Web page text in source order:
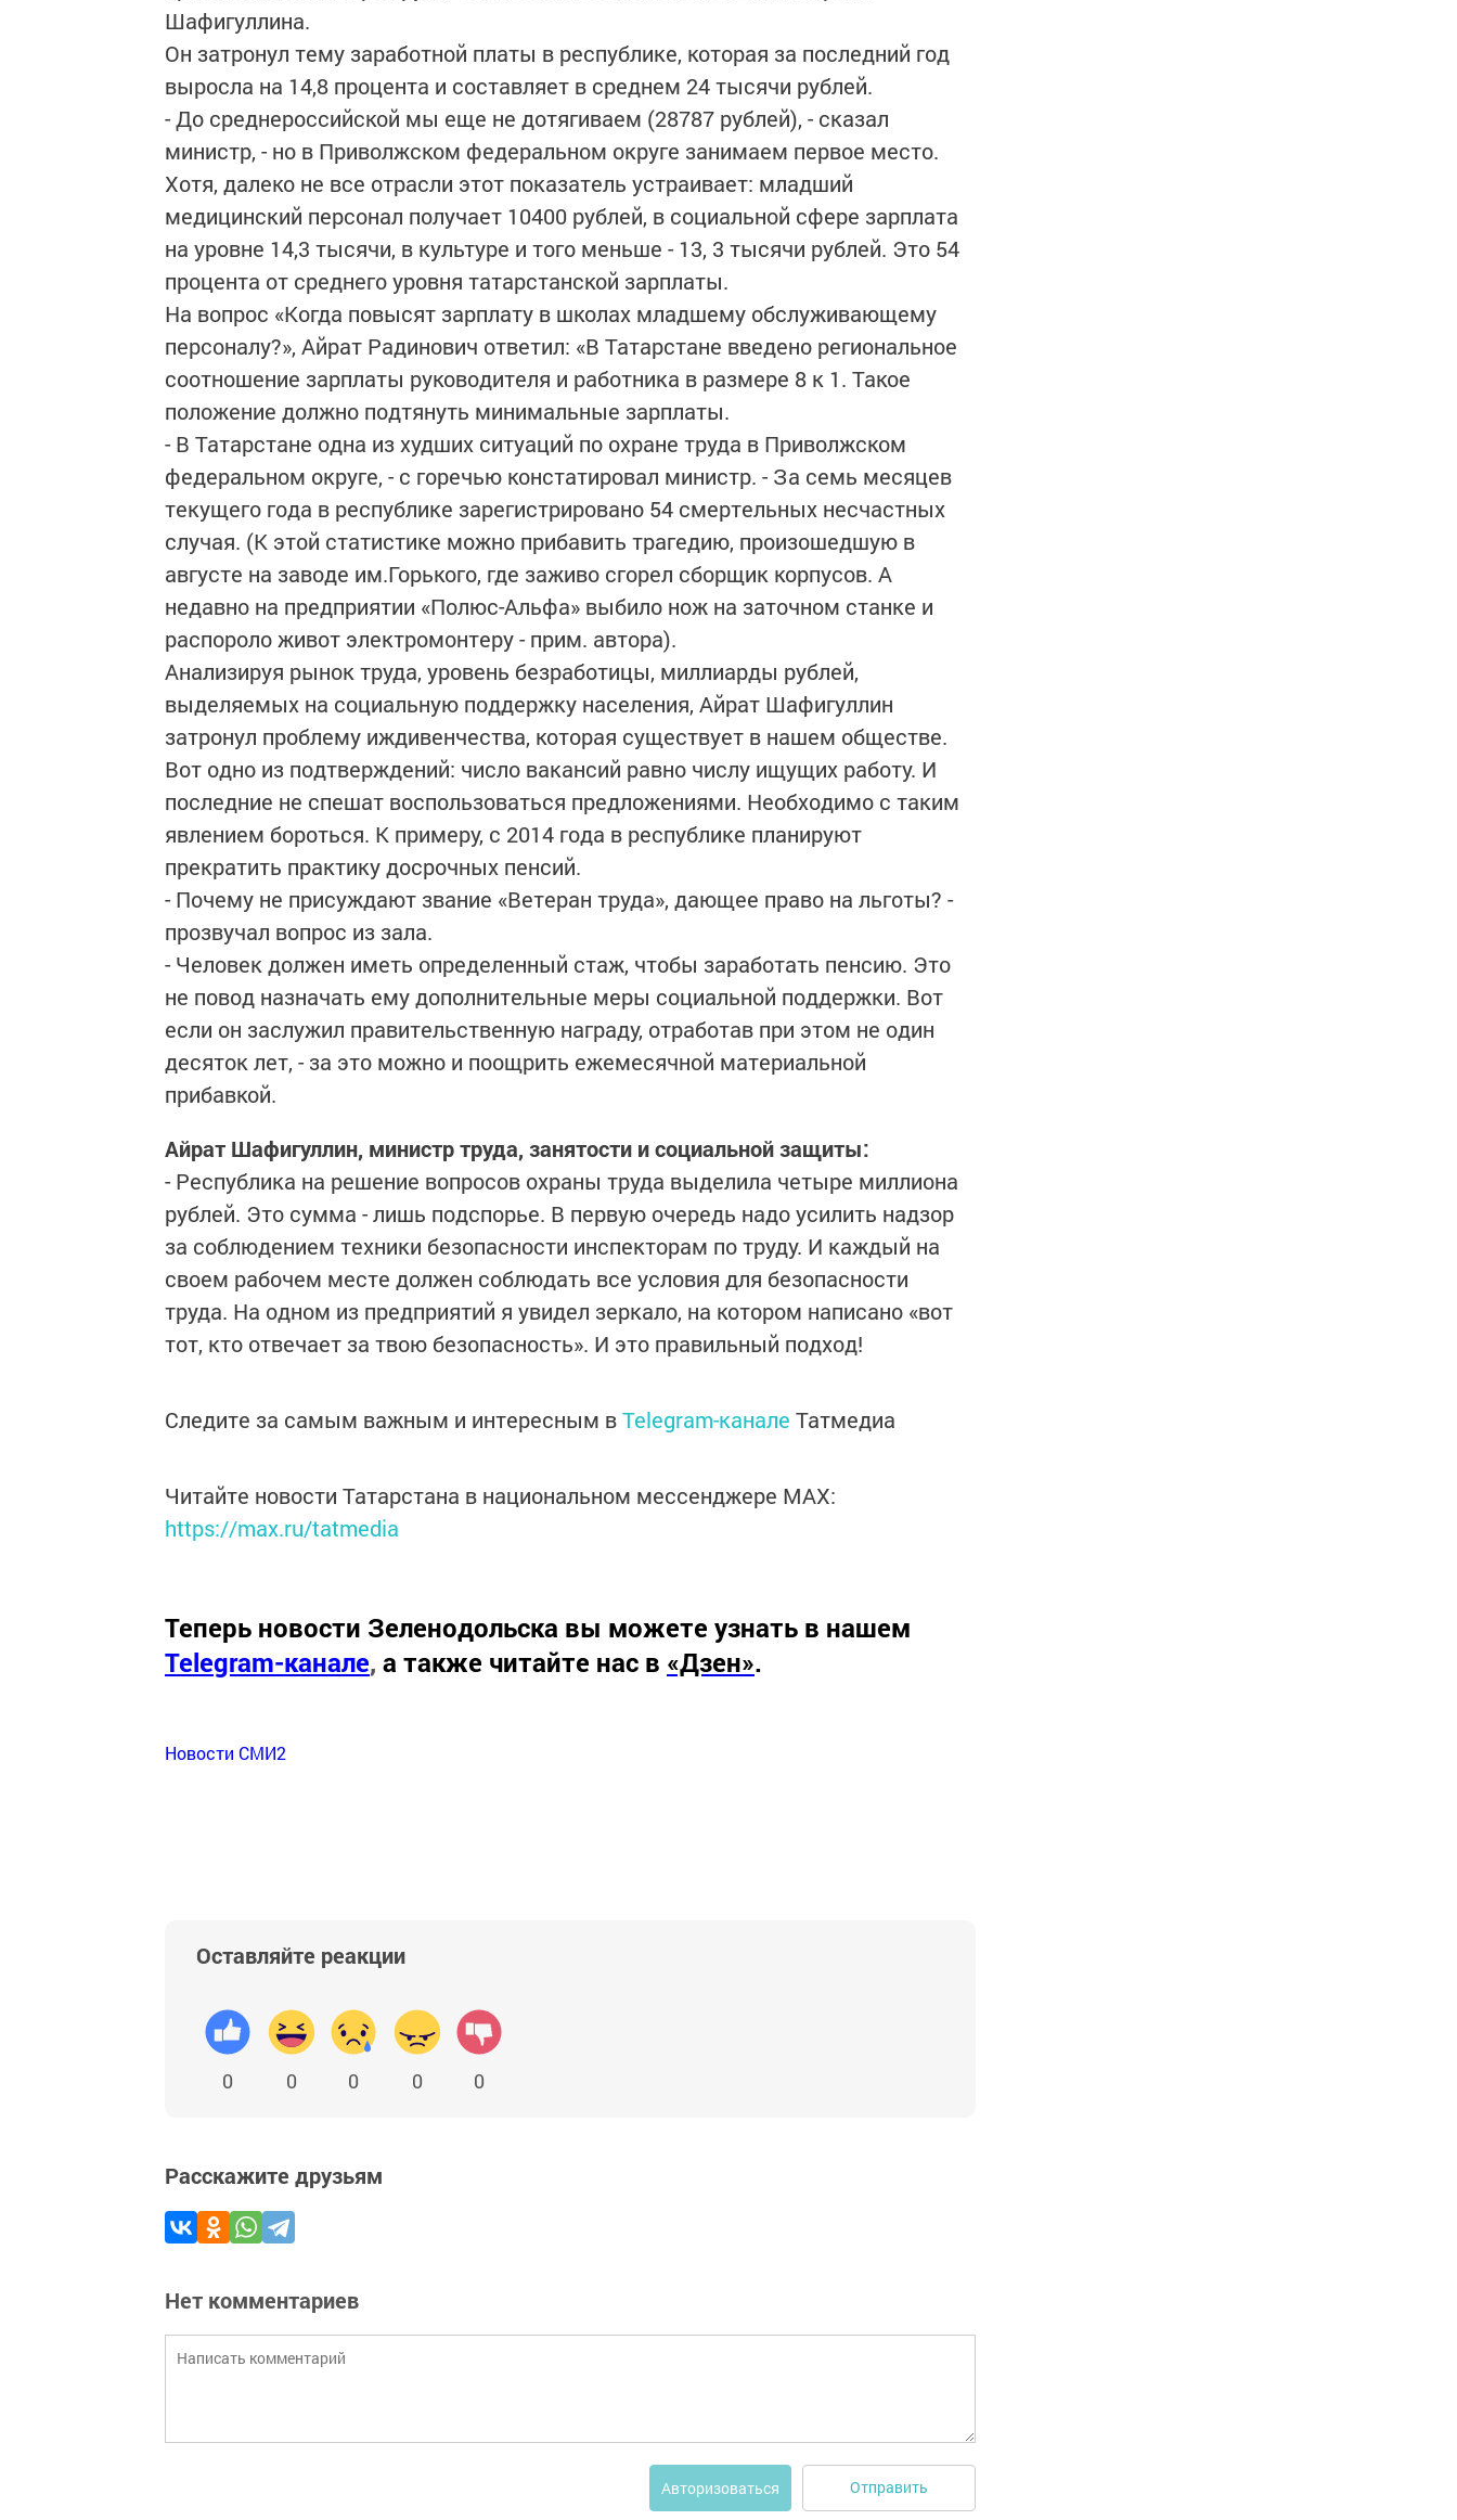
Шафигуллина.
Он затронул тему заработной платы в республике, которая за последний год
выросла на 14,8 процента и составляет в среднем 24 тысячи рублей.
- До среднероссийской мы еще не дотягиваем (28787 рублей), - сказал
министр, - но в Приволжском федеральном округе занимаем первое место.
Хотя, далеко не все отрасли этот показатель устраивает: младший
медицинский персонал получает 10400 рублей, в социальной сфере зарплата
на уровне 14,3 тысячи, в культуре и того меньше - 13, 3 тысячи рублей. Это 54
процента от среднего уровня татарстанской зарплаты.
На вопрос «Когда повысят зарплату в школах младшему обслуживающему
персоналу?», Айрат Радинович ответил: «В Татарстане введено региональное
соотношение зарплаты руководителя и работника в размере 8 к 1. Такое
положение должно подтянуть минимальные зарплаты.
- В Татарстане одна из худших ситуаций по охране труда в Приволжском
федеральном округе, - с горечью констатировал министр. - За семь месяцев
текущего года в республике зарегистрировано 54 смертельных несчастных
случая. (К этой статистике можно прибавить трагедию, произошедшую в
августе на заводе им.Горького, где заживо сгорел сборщик корпусов. А
недавно на предприятии «Полюс-Альфа» выбило нож на заточном станке и
распороло живот электромонтеру - прим. автора).
Анализируя рынок труда, уровень безработицы, миллиарды рублей,
выделяемых на социальную поддержку населения, Айрат Шафигуллин
затронул проблему иждивенчества, которая существует в нашем обществе.
Вот одно из подтверждений: число вакансий равно числу ищущих работу. И
последние не спешат воспользоваться предложениями. Необходимо с таким
явлением бороться. К примеру, с 2014 года в республике планируют
прекратить практику досрочных пенсий.
- Почему не присуждают звание «Ветеран труда», дающее право на льготы? -
прозвучал вопрос из зала.
- Человек должен иметь определенный стаж, чтобы заработать пенсию. Это
не повод назначать ему дополнительные меры социальной поддержки. Вот
если он заслужил правительственную награду, отработав при этом не один
десяток лет, - за это можно и поощрить ежемесячной материальной
прибавкой.
Айрат Шафигуллин, министр труда, занятости и социальной защиты:
- Республика на решение вопросов охраны труда выделила четыре миллиона
рублей. Это сумма - лишь подспорье. В первую очередь надо усилить надзор
за соблюдением техники безопасности инспекторам по труду. И каждый на
своем рабочем месте должен соблюдать все условия для безопасности
труда. На одном из предприятий я увидел зеркало, на котором написано «вот
тот, кто отвечает за твою безопасность». И это правильный подход!
Следите за самым важным и интересным вTelegram-канале Татмедиа
Читайте новости Татарстана в национальном мессенджере MАХ:
https://max.ru/tatmedia
Теперь новости Зеленодольска вы можете узнать в нашем
Telegram-канале, а также читайте нас в «Дзен».
Новости СМИ2
Оставляйте реакции
0 0 0 0 0
Расскажите друзьям
Нет комментариев
Авторизоваться Отправить